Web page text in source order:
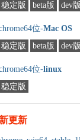
稳定版
beta版 dev版
位-Mac OS
稳定版
beta版 dev版
位-linux
稳定版
更新